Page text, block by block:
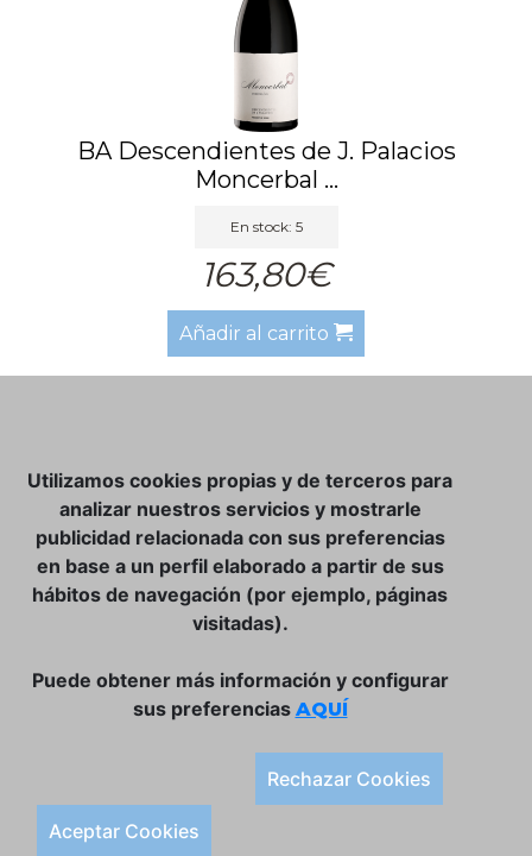
BA Descendientes de J. Palacios
Moncerbal ...
En stock: 5
163,80€
Añadir al carrito
CLUB VINATER
CONTACTO
TIENDA ONLINE:
Plaça de la Llibertat, 22, 07760 Ciutadella
Tlf. 971 93 78 75
Utilizamos cookies propias y de terceros para
analizar nuestros servicios y mostrarle
publicidad relacionada con sus preferencias
en base a un perfil elaborado a partir de sus
hábitos de navegación (por ejemplo, páginas
visitadas).
Puede obtener más información y configurar
sus preferencias AQUÍ
Rechazar Cookies
Aceptar Cookies